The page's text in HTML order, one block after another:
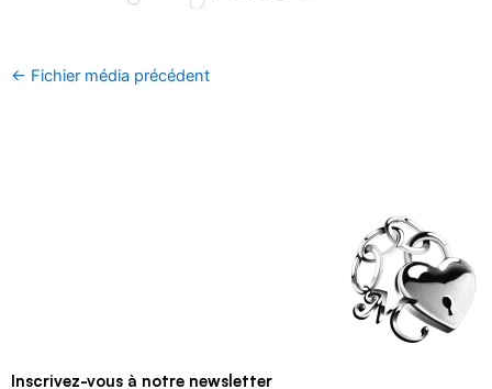
← Fichier média précédent
Inscrivez-vous à notre newsletter